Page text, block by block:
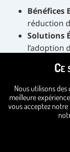
Ce
Nous utilisons
meilleure
vous acceptez notre
Bénéfices
réduction
Solutions
l’adoption
Évaluer les
Pratiques
Éthique